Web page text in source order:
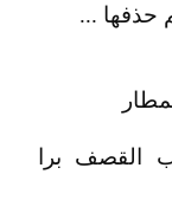
حذفها ...
القصف برا